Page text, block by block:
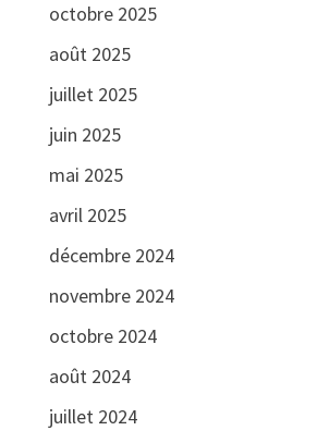
octobre 2025
août 2025
juillet 2025
juin 2025
mai 2025
avril 2025
décembre 2024
novembre 2024
octobre 2024
août 2024
juillet 2024